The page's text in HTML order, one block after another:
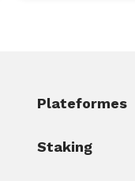
Plateformes
Staking